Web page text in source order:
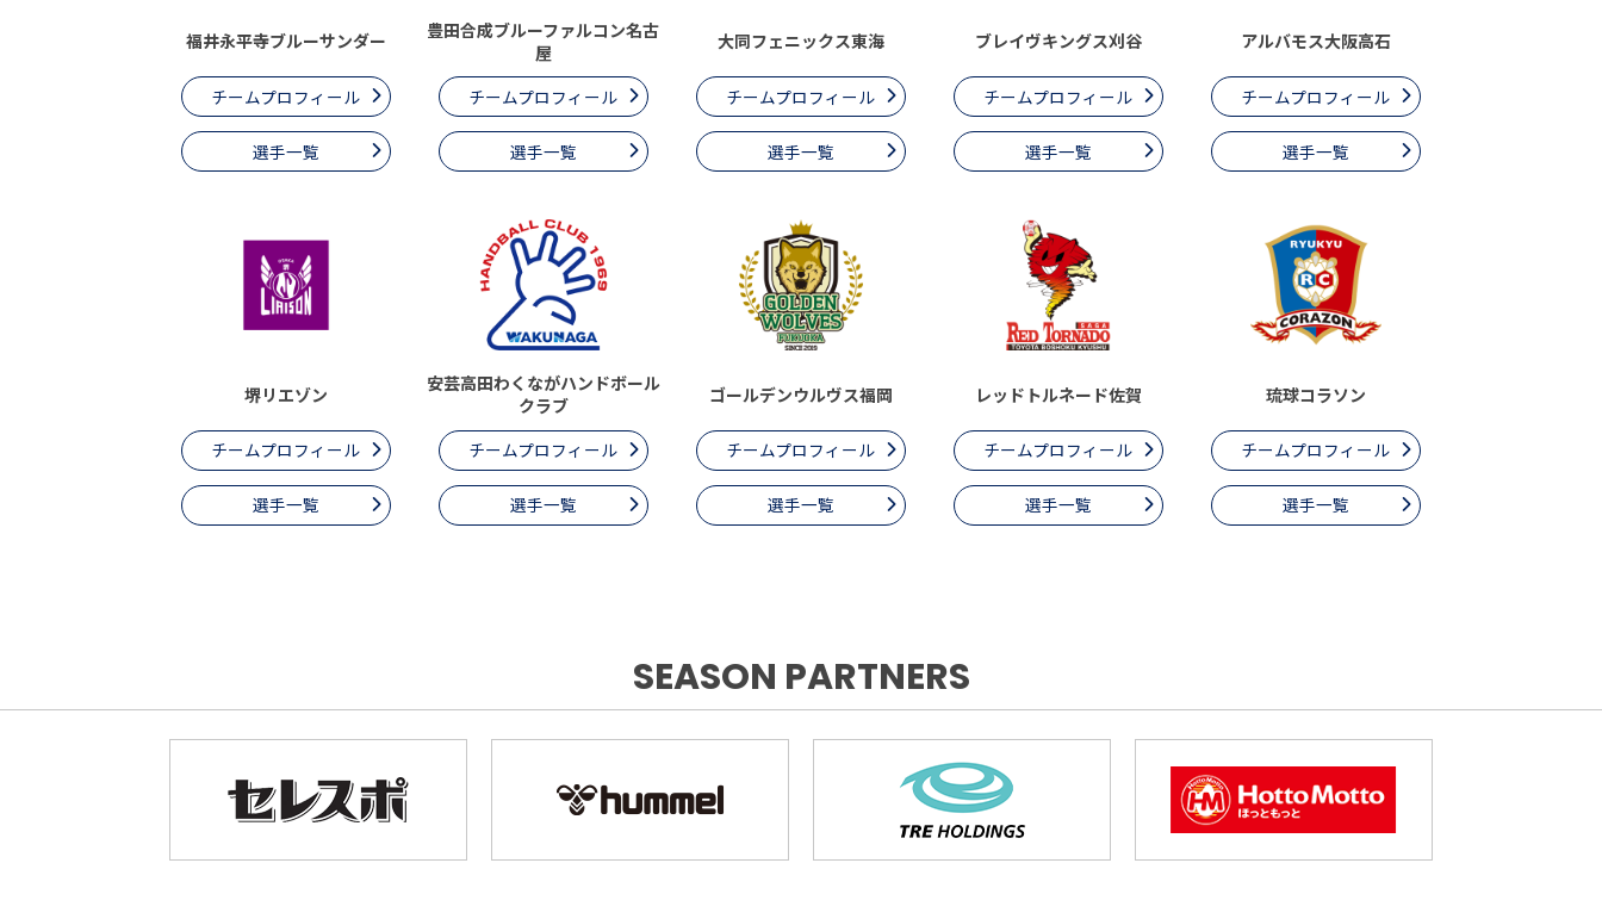
福井永平寺ブルーサンダー
チームプロフィール
選手一覧
豊田合成ブルーファルコン名古
屋
チームプロフィール
選手一覧
大同フェニックス東海
チームプロフィール
選手一覧
ブレイヴキングス刈谷
チームプロフィール
選手一覧
アルバモス大阪高石
チームプロフィール
選手一覧
堺リエゾン
チームプロフィール
選手一覧
安芸高田わくながハンドボール
クラブ
チームプロフィール
選手一覧
ゴールデンウルヴス福岡
チームプロフィール
選手一覧
レッドトルネード佐賀
チームプロフィール
選手一覧
琉球コラソン
チームプロフィール
選手一覧
SEASON PARTNERS